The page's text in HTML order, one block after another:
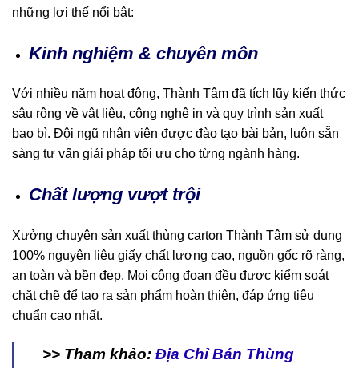
những lợi thế nổi bật:
Kinh nghiệm & chuyên môn
Với nhiều năm hoạt động, Thành Tâm đã tích lũy kiến thức
sâu rộng về vật liệu, công nghệ in và quy trình sản xuất
bao bì. Đội ngũ nhân viên được đào tạo bài bản, luôn sẵn
sàng tư vấn giải pháp tối ưu cho từng ngành hàng.
Chất lượng vượt trội
Xưởng chuyên sản xuất thùng carton Thành Tâm sử dụng
100% nguyên liệu giấy chất lượng cao, nguồn gốc rõ ràng,
an toàn và bền đẹp. Mọi công đoạn đều được kiểm soát
chặt chẽ để tạo ra sản phẩm hoàn thiện, đáp ứng tiêu
chuẩn cao nhất.
>> Tham khảo: Địa Chỉ Bán Thùng